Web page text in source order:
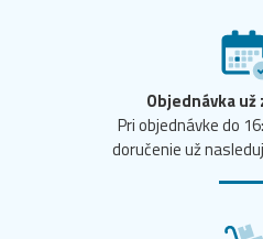
Objednávka
Pri objednávke do
doručenie už